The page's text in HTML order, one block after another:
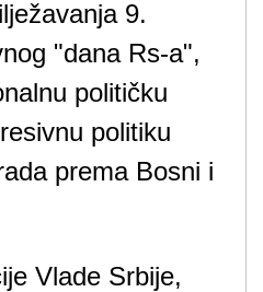
9.
"dana Rs-a",
političku
politiku
prema Bosni i
Vlade Srbije,